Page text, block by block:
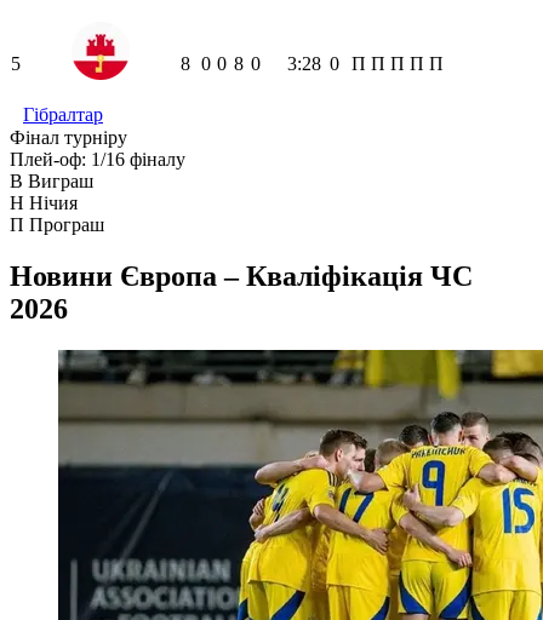
5
Гібралтар
8 0 0 8 0 3:28 0 П П П П П
Фінал турніру
Плей-оф: 1/16 фіналу
В Виграш
Н Нічия
П Програш
Новини Європа – Кваліфікація ЧС
2026